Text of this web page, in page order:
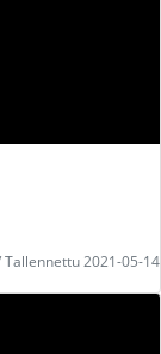
Tallennettu 2021-05-14